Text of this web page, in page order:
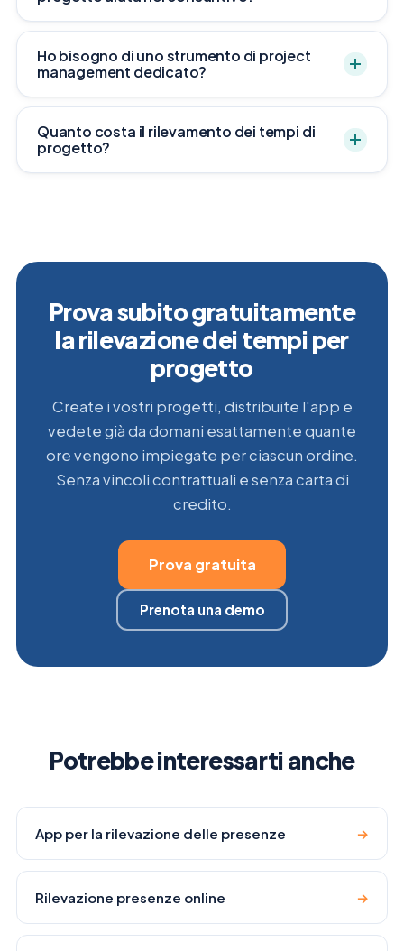
Ho bisogno di uno strumento di project
management dedicato?
Quanto costa il rilevamento dei tempi di
progetto?
Prova subito gratuitamente
la rilevazione dei tempi per
progetto
Create i vostri progetti, distribuite l'app e
vedete già da domani esattamente quante
ore vengono impiegate per ciascun ordine.
Senza vincoli contrattuali e senza carta di
credito.
Prova gratuita
Prenota una demo
Potrebbe interessarti anche
App per la rilevazione delle presenze →
Rilevazione presenze online →